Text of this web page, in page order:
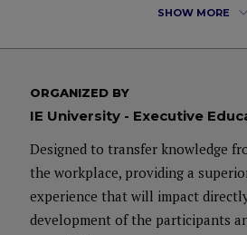
SHOW MORE
María del Pilar Galeote combina
empresarial y
La Profesora Galeote esDirectora de
IE Law Schooly ha sido galardonada
Profesor de IE Law
ORGANIZED BY
IE University - Executive
Designed to transfer knowledge
the workplace, providing a
experience that will impact
development of the participants